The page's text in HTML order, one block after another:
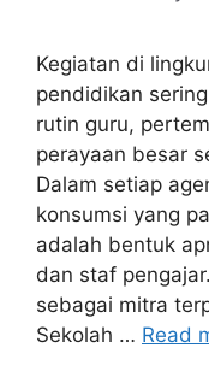
Kegiatan di
pendidikan
rutin guru,
perayaan besar
Dalam setiap
konsumsi yang
adalah bentuk
dan staf
sebagai mitra
Sekolah … Read